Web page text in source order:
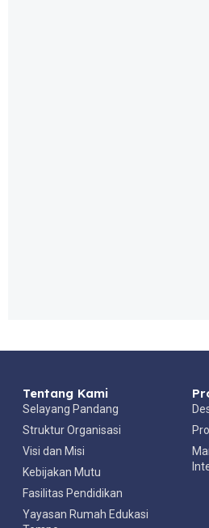
Tentang Kami
Selayang Pandang
Struktur Organisasi
Visi dan Misi
Kebijakan Mutu
Fasilitas Pendidikan
Yayasan Rumah Edukasi